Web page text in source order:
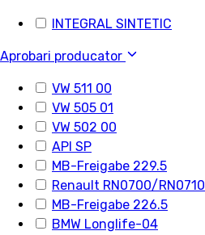
INTEGRAL SINTETIC
Aprobari producator
VW 511 00
VW 505 01
VW 502 00
API SP
MB-Freigabe 229.5
Renault RN0700/RN0710
MB-Freigabe 226.5
BMW Longlife-04